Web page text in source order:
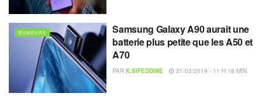
RUMEURS
Samsung Galaxy A90 aurait une
batterie plus petite que les A50 et
A70
PAR K.SIFEDDINE 21/03/2019 - 11 H 18 MIN